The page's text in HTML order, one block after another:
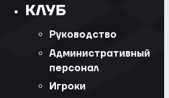
КЛУБ
Руководство
Административный
персонал
Игроки